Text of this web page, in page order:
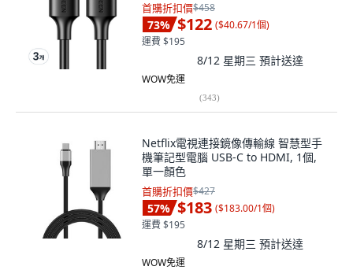
首購折扣價$458
73% $122 ($40.67/1個)
運費 $195
8/12 星期三 預計送達
WOW免運
(343)
Netflix電視連接鏡像傳輸線 智慧型手
機筆記型電腦 USB-C to HDMI, 1個,
單一顏色
首購折扣價$427
57% $183 ($183.00/1個)
運費 $195
8/12 星期三 預計送達
WOW免運